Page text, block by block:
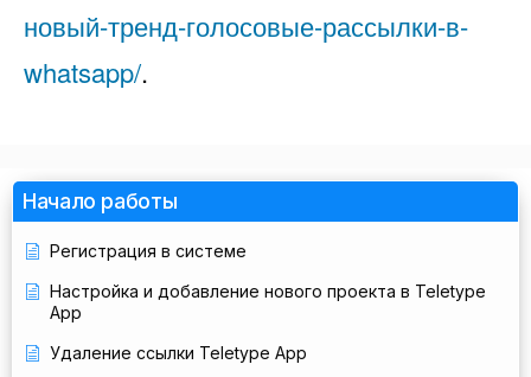
Начало работы
Регистрация в системе
Настройка и добавление нового проекта в Teletype
App
Удаление ссылки Teletype App
новый-тренд-голосовые-рассылки-в-
whatsapp/.